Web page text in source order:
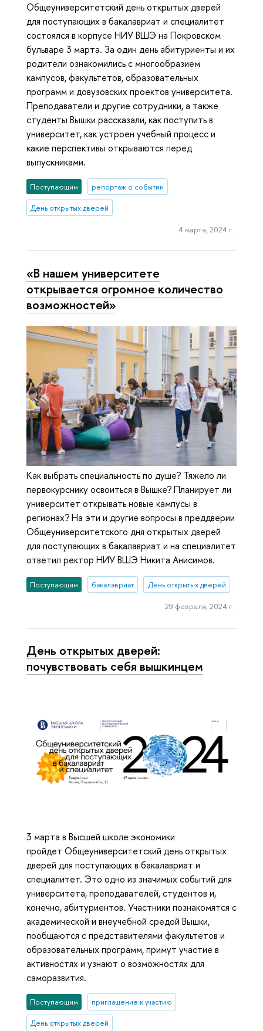
Общеуниверситетский день открытых дверей
для поступающих в бакалавриат и специалитет
состоялся в корпусе НИУ ВШЭ на Покровском
бульваре 3 марта. За один день абитуриенты и их
родители ознакомились с многообразием
кампусов, факультетов, образовательных
программ и довузовских проектов университета.
Преподаватели и другие сотрудники, а также
студенты Вышки рассказали, как поступить в
университет, как устроен учебный процесс и
какие перспективы открываются перед
выпускниками.
Поступающим репортаж о событии
День открытых дверей
4 марта, 2024 г.
«В нашем университете
открывается огромное количество
возможностей»
Как выбрать специальность по душе? Тяжело ли
первокурснику освоиться в Вышке? Планирует ли
университет открывать новые кампусы в
регионах? На эти и другие вопросы в преддверии
Общеуниверситетского дня открытых дверей
для поступающих в бакалавриат и на специалитет
ответил ректор НИУ ВШЭ Никита Анисимов.
Поступающим бакалавриат День открытых дверей
29 февраля, 2024 г.
День открытых дверей:
почувствовать себя вышкинцем
3 марта в Высшей школе экономики
пройдет Общеуниверситетский день открытых
дверей для поступающих в бакалавриат и
специалитет. Это одно из значимых событий для
университета, преподавателей, студентов и,
конечно, абитуриентов. Участники познакомятся с
академической и внеучебной средой Вышки,
пообщаются с представителями факультетов и
образовательных программ, примут участие в
активностях и узнают о возможностях для
саморазвития.
Поступающим приглашение к участию
День открытых дверей